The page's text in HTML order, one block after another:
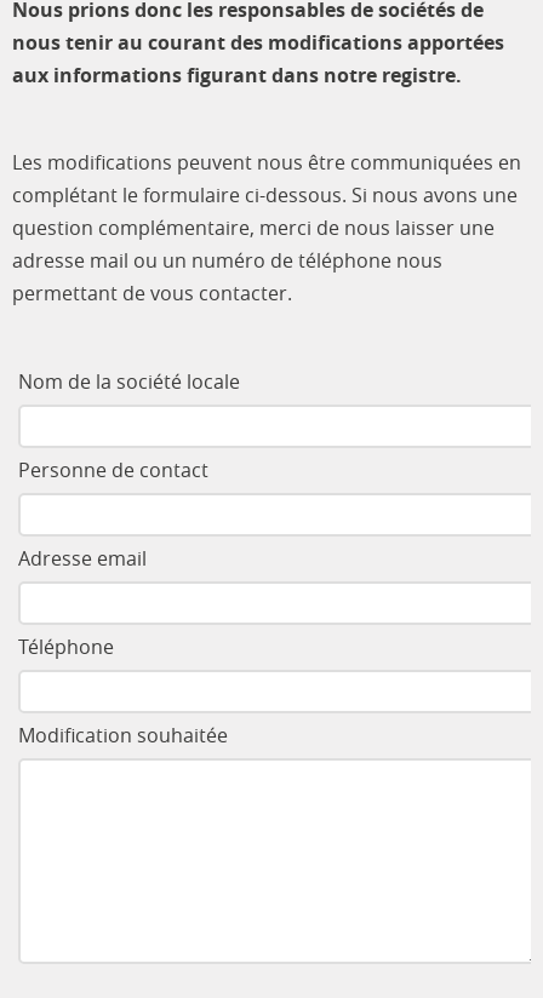
Nous prions donc les responsables de sociétés de
nous tenir au courant des modifications apportées
aux informations figurant dans notre registre.
Les modifications peuvent nous être communiquées en
complétant le formulaire ci-dessous. Si nous avons une
question complémentaire, merci de nous laisser une
adresse mail ou un numéro de téléphone nous
permettant de vous contacter.
Nom de la société locale
Personne de contact
Adresse email
Téléphone
Modification souhaitée